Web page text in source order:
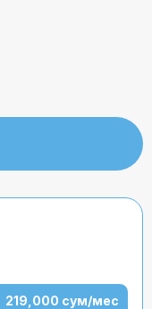
219,000 сум/мес